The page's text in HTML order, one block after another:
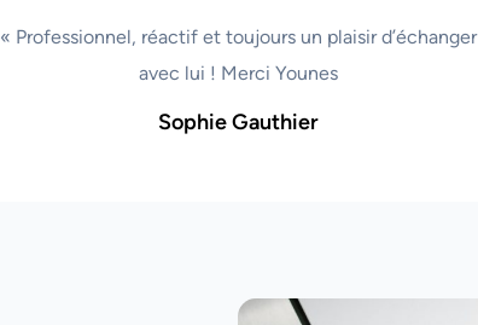
« Professionnel, réactif et toujours un plaisir d’échanger
avec lui ! Merci Younes
Sophie Gauthier